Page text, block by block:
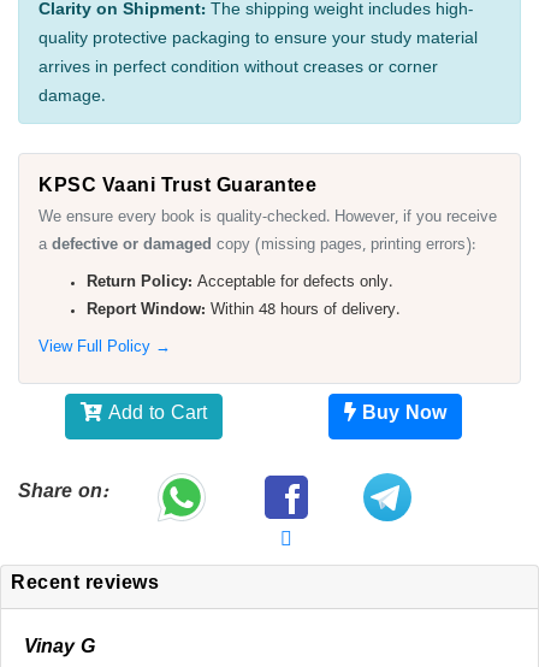
Clarity on Shipment: The shipping weight includes high-
quality protective packaging to ensure your study material
arrives in perfect condition without creases or corner
damage.
KPSC Vaani Trust Guarantee
We ensure every book is quality-checked. However, if you receive
adefective or damaged copy (missing pages, printing errors):
Return Policy: Acceptable for defects only.
Report Window: Within 48 hours of delivery.
View Full Policy →
Add to Cart Buy Now
Share on:
Recent reviews
Vinay G